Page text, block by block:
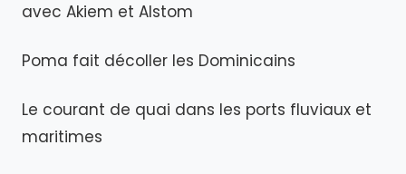
avec Akiem et Alstom
Poma fait décoller les Dominicains
Le courant de quai dans les ports fluviaux et
maritimes